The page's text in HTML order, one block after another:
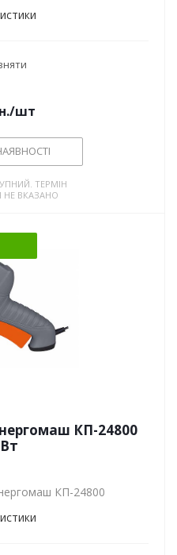
/шт
ТЕРМІН
ВКАЗАНО
КП-24800
КП-24800